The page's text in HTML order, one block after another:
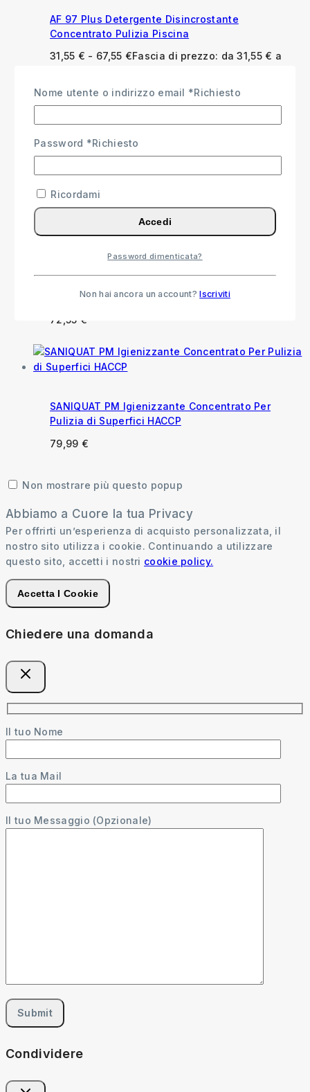
AF 97 Plus Detergente Disincrostante
Concentrato Pulizia Piscina
31,55 € - 67,55 €Fascia di prezzo: da 31,55 € a
Anfosan Detergente Igienizzante per
Pavimenti e Superfici con Profumo Balsamico
15,99€
72,55 €
SANIQUAT PM Igienizzante Concentrato Per
Pulizia di Superfici HACCP
79,99 €
Non mostrare più questo popup
Abbiamo a Cuore la tua Privacy
Per offrirti un’esperienza di acquisto personalizzata, il
nostro sito utilizza i cookie. Continuando a utilizzare
questo sito, accetti i nostri cookie policy.
Accetta I Cookie
Chiedere una domanda
Il tuo Nome
La tua Mail
Il tuo Messaggio (Opzionale)
Condividere
Nome utente o indirizzo email *Richiesto
Password *Richiesto
Ricordami
Accedi
Password dimenticata?
Non hai ancora un account?Iscriviti